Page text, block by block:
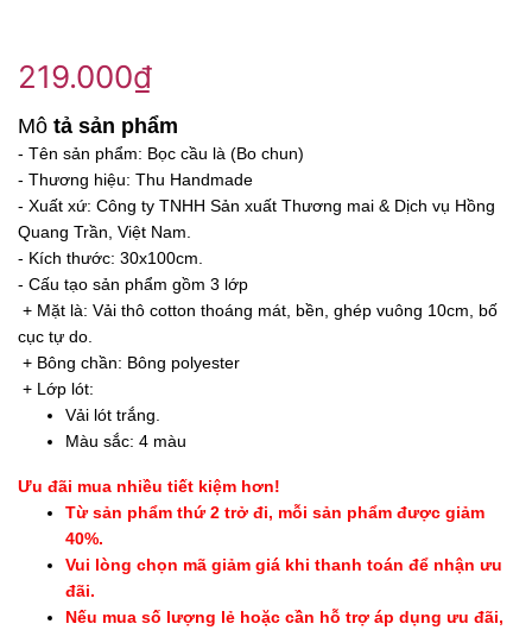
219.000₫
Mô tả sản phẩm
- Tên sản phẩm: Bọc cầu là (Bo chun)
- Thương hiệu: Thu Handmade
- Xuất xứ: Công ty TNHH Sản xuất Thương mai & Dịch vụ Hồng
Quang Trần, Việt Nam.
- Kích thước: 30x100cm.
- Cấu tạo sản phẩm gồm 3 lớp
+ Mặt là: Vải thô cotton thoáng mát, bền, ghép vuông 10cm, bố
cục tự do.
+ Bông chần: Bông polyester
+ Lớp lót:
Vải lót trắng.
Màu sắc: 4 màu
Ưu đãi mua nhiều tiết kiệm hơn!
Từ sản phẩm thứ 2 trở đi, mỗi sản phẩm được giảm
40%.
Vui lòng chọn mã giảm giá khi thanh toán để nhận ưu
đãi.
Nếu mua số lượng lẻ hoặc cần hỗ trợ áp dụng ưu đãi,